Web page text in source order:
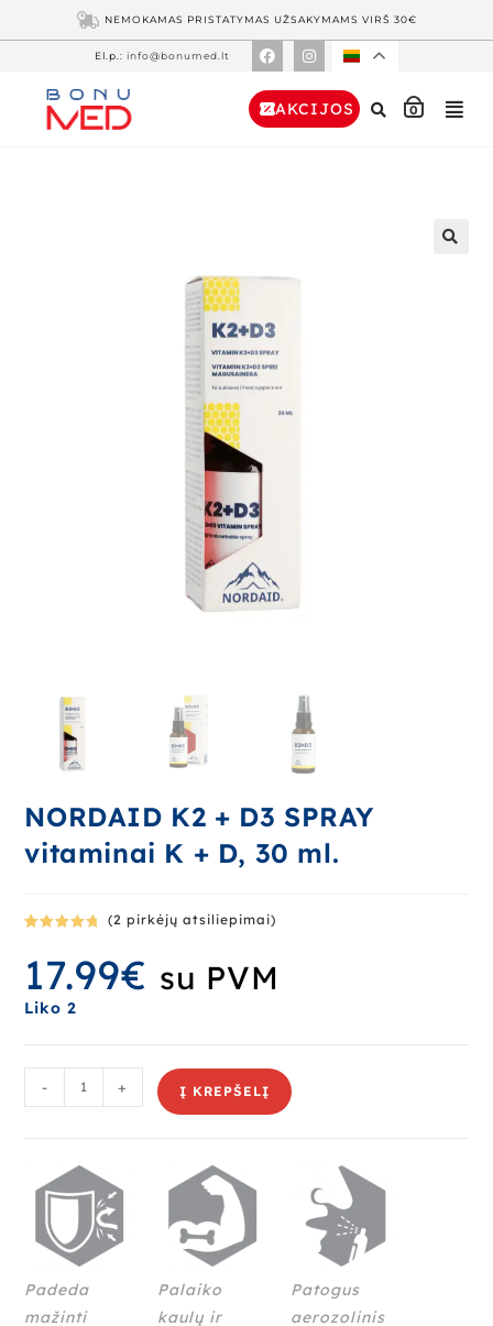
NEMOKAMAS PRISTATYMAS UŽSAKYMAMS VIRŠ 30€
El.p.: info@bonumed.lt
AKCIJOS 0
NORDAID K2 + D3 SPRAY
vitaminai K + D, 30 ml.
s:5.00
iš
5 (viso
įvertinimų:
(2 pirkėjų atsiliepimai)
17.99€ su PVM
Liko 2
- + Į KREPŠELĮ
Padeda
mažinti
Palaiko
kaulų ir
Patogus
aerozolinis